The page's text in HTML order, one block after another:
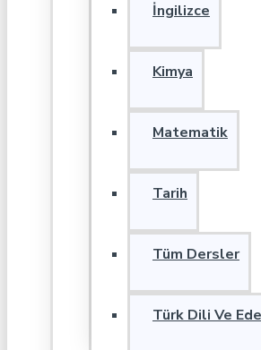
İngilizce
Kimya
Matematik
Tarih
Tüm Dersler
Türk Dili Ve